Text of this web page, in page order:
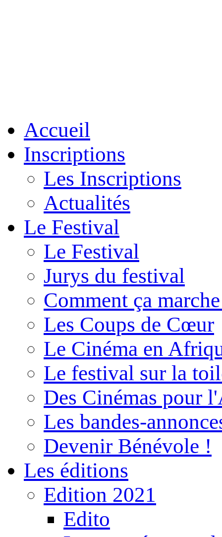
Accueil
Inscriptions
Les Inscriptions
Actualités
Le Festival
Le Festival
Jurys du festival
Comment ça
Les Coups de Cœur
Le Cinéma en
Le festival sur la
Des Cinémas pour
Les bandes-
Devenir Bénévole !
Les éditions
Edition 2021
Edito